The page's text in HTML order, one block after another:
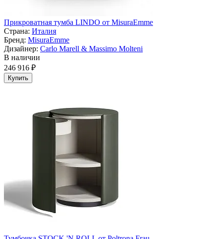
Прикроватная тумба LINDO от MisuraEmme
Страна: Италия
Бренд: MisuraEmme
Дизайнер: Carlo Marell & Massimo Molteni
В наличии
246 916 ₽
Купить